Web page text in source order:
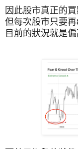
因此股市真正的
但每次股市只要
目前的狀況就是